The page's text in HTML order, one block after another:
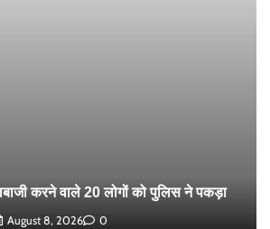
करने वाले 20 लोगों को पुलिस ने पकड़ा
August 8, 2026 0